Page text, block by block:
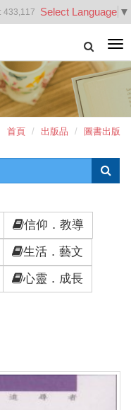
Select Language ▼
433,117
首頁 出版品 圖書出版
信仰．教導
生活．藝文
心靈．成長